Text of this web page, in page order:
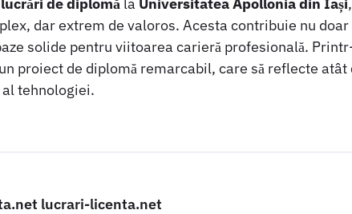
dar extrem de valoros. Acesta contribuie nu
solide pentru viitoarea carieră profesională.
proiect de diplomă remarcabil, care să reflecte
tehnologiei.
lucrari-licenta.net